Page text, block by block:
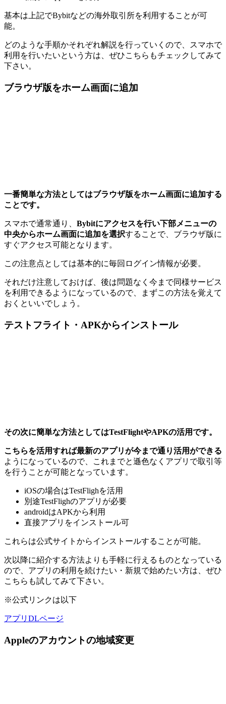
基本は上記でBybitなどの海外取引所を利用することが可
能。
どのような手順かそれぞれ解説を行っていくので、スマホで
利用を行いたいという方は、ぜひこちらもチェックしてみて
下さい。
ブラウザ版をホーム画面に追加
一番簡単な方法としてはブラウザ版をホーム画面に追加する
ことです。
スマホで通常通り、 Bybitにアクセスを行い下部メニューの
中央からホーム画面に追加を選択することで、ブラウザ版に
すぐアクセス可能となります。
この注意点としては基本的に毎回ログイン情報が必要。
それだけ注意しておけば、後は問題なく今まで同様サービス
を利用できるようになっているので、まずこの方法を覚えて
おくといいでしょう。
テストフライト・APKからインストール
その次に簡単な方法としてはTestFlightやAPKの活用です。
こちらを活用すれば最新のアプリが今まで通り活用ができる
ようになっているので、これまでと遜色なくアプリで取引等
を行うことが可能となっています。
iOSの場合はTestFlighを活用
別途TestFlighのアプリが必要
androidはAPKから利用
直接アプリをインストール可
これらは公式サイトからインストールすることが可能。
次以降に紹介する方法よりも手軽に行えるものとなっている
ので、アプリの利用を続けたい・新規で始めたい方は、ぜひ
こちらも試してみて下さい。
※公式リンクは以下
アプリDLページ
Appleのアカウントの地域変更